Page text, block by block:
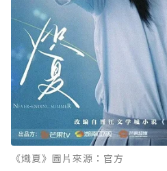
《熾夏》圖片來源：官方